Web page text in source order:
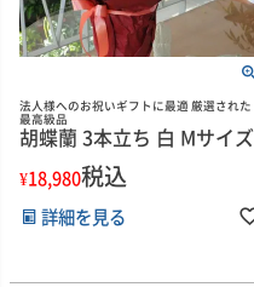
法人様へのお祝いギフトに最適 厳選された
最高級品
胡蝶蘭 3本立ち 白 Mサイズ
¥18,980税込
詳細を見る